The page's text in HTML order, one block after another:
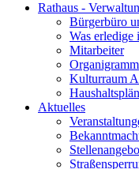
Rathaus -
Bürgerbüro
Was erledige
Mitarbeiter
Organigramm
Kulturraum
Aktuelles